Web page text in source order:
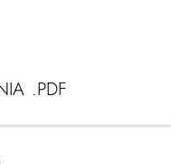
.PDF